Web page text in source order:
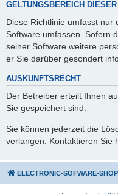
GELTUNGSBEREICH
Diese Richtlinie umfasst nur
Software umfassen. Sofern
seiner Software weitere
er Sie darüber gesondert
AUSKUNFTSRECHT
Der Betreiber erteilt Ihnen
Sie gespeichert sind.
Sie können jederzeit die
verlangen. Kontaktieren Sie
ELECTRONIC-SOFWARE-SHOP